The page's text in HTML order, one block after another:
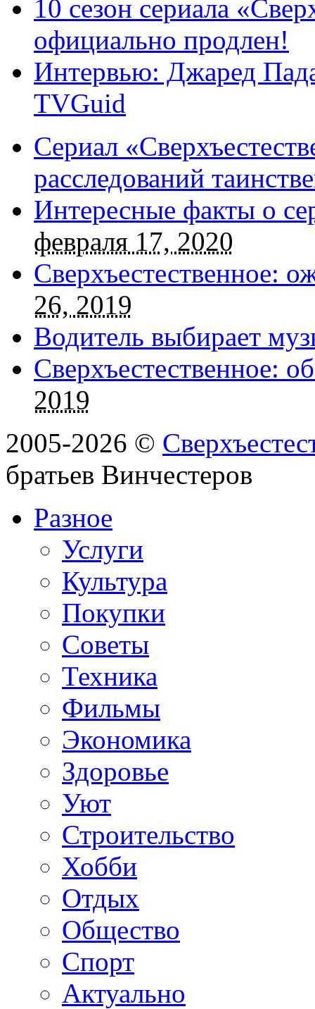
10 сезон сериала
официально продлен!
Интервью: Джаред
TVGuid
Сериал
расследований
Интересные факты о
февраля 17, 2020
Сверхъестественное:
26, 2019
Водитель выбирает
Сверхъестественное:
2019
2005-2026 ©
братьев Винчестеров
Разное
Услуги
Культура
Покупки
Советы
Техника
Фильмы
Экономика
Здоровье
Уют
Строительство
Хобби
Отдых
Общество
Спорт
Актуально